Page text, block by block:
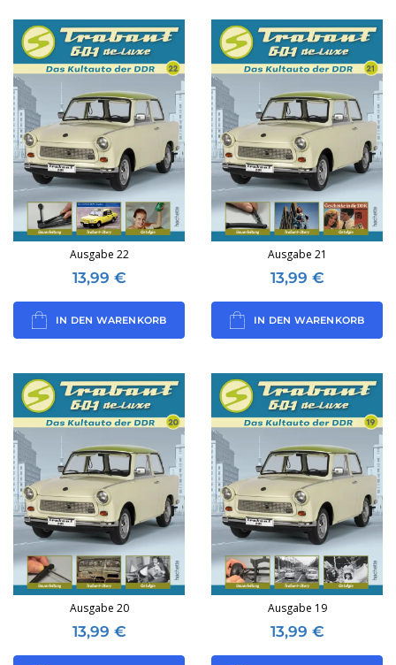
Ausgabe 22
13,99 €
IN DEN WARENKORB
Ausgabe 21
13,99 €
IN DEN WARENKORB
Ausgabe 20
13,99 €
Ausgabe 19
13,99 €